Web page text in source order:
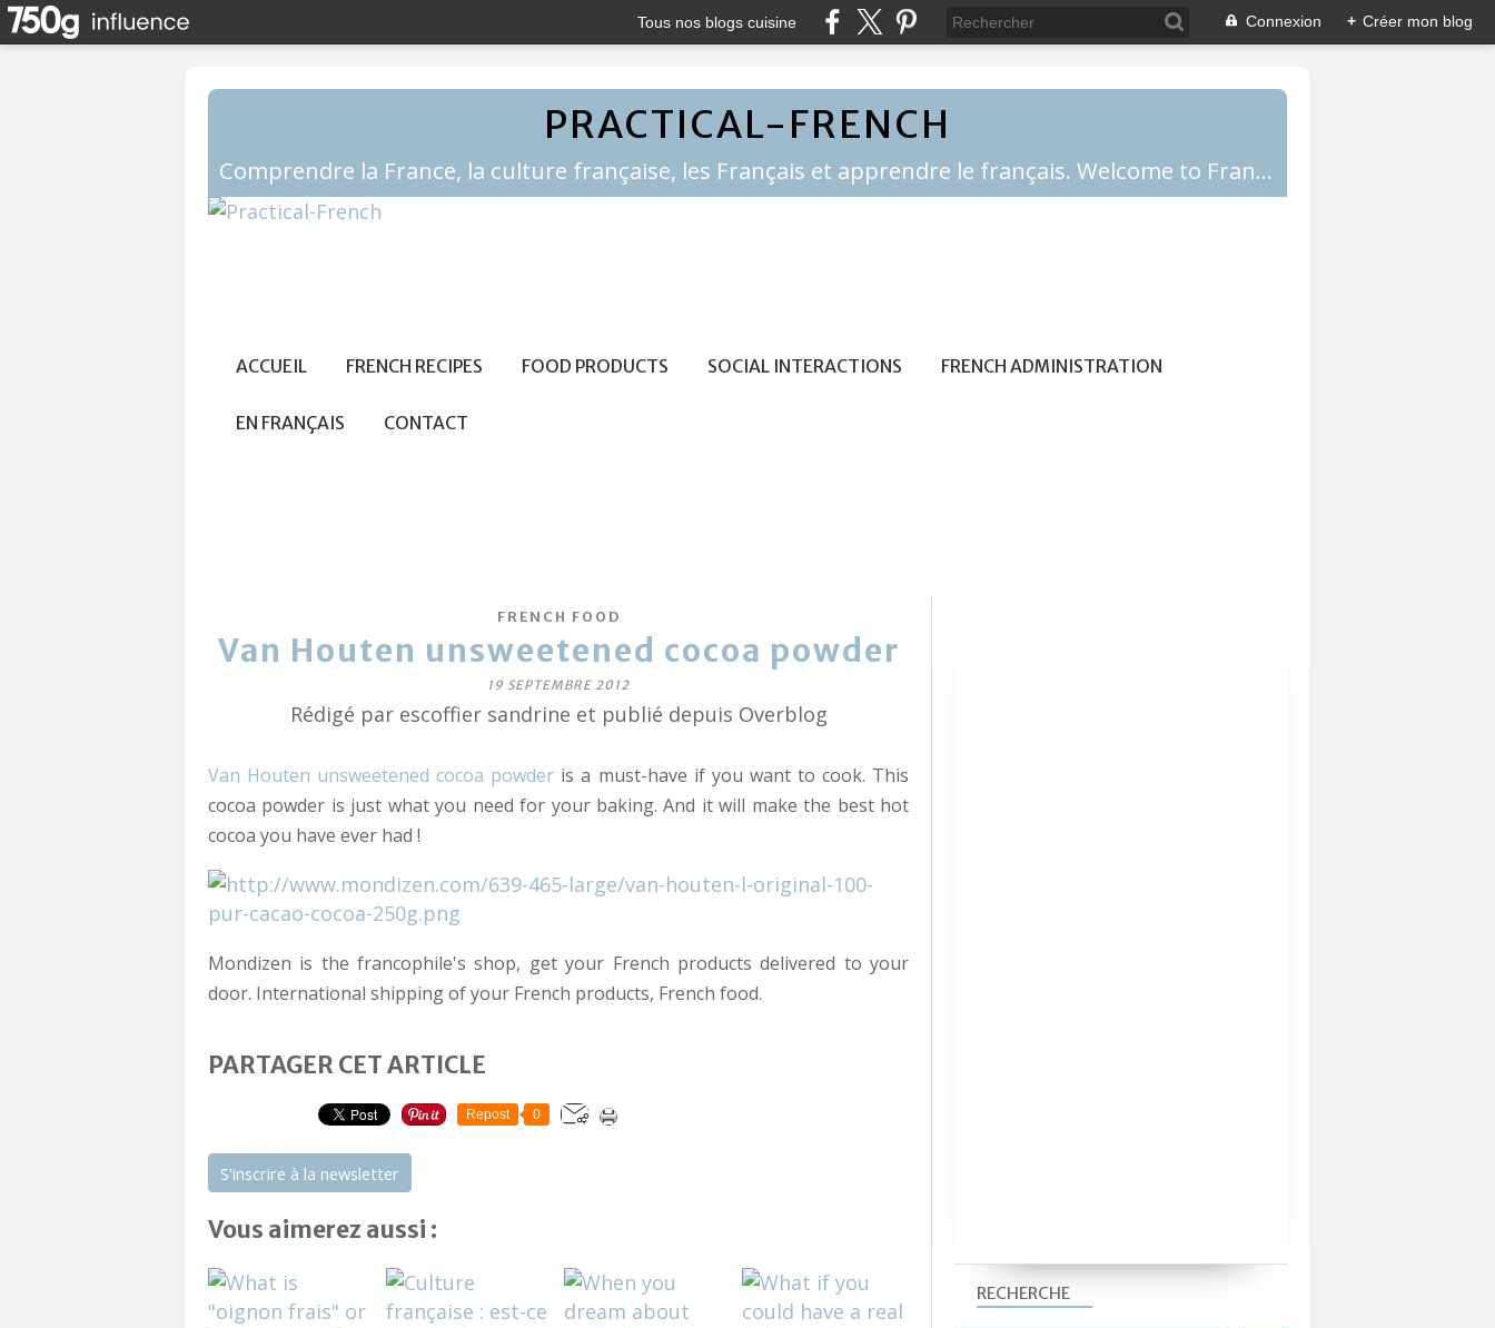
Tous nos blogs cuisine Connexion + Créer mon blog
PRACTICAL-FRENCH
Comprendre la France, la culture française, les Français et apprendre le français. Welcome to France!
ACCUEIL FRENCH RECIPES FOOD PRODUCTS SOCIAL INTERACTIONS FRENCH ADMINISTRATION
EN FRANÇAIS CONTACT
FRENCH FOOD
Van Houten unsweetened cocoa powder
19 SEPTEMBRE 2012
Rédigé par escoffier sandrine et publié depuis Overblog
Van Houten unsweetened cocoa powder is a must-have if you want to cook. This
cocoa powder is just what you need for your baking. And it will make the best hot
cocoa you have ever had !
Mondizen is the francophile's shop, get your French products delivered to your
door. International shipping of your French products, French food.
PARTAGER CET ARTICLE
Repost 0
S'inscrire à la newsletter
Vous aimerez aussi :
RECHERCHE